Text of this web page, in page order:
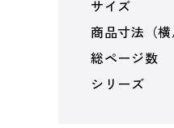
サイズ
商品寸法（
総ページ数
シリーズ